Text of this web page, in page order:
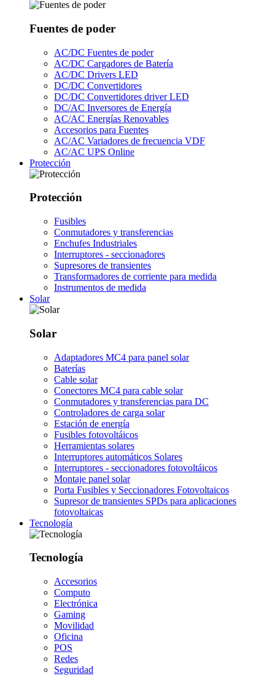
Fuentes de poder
AC/DC Fuentes de poder
AC/DC Cargadores de Batería
AC/DC Drivers LED
DC/DC Convertidores
DC/DC Convertidores driver LED
DC/AC Inversores de Energía
AC/AC Energías Renovables
Accesorios para Fuentes
AC/AC Variadores de frecuencia VDF
AC/AC UPS Online
Protección
Protección
Fusibles
Conmutadores y transferencias
Enchufes Industriales
Interruptores - seccionadores
Supresores de transientes
Transformadores de corriente para medida
Instrumentos de medida
Solar
Solar
Adaptadores MC4 para panel solar
Baterías
Cable solar
Conectores MC4 para cable solar
Conmutadores y transferencias para DC
Controladores de carga solar
Estación de energía
Fusibles fotovoltáicos
Herramientas solares
Interruptores automáticos Solares
Interruptores - seccionadores fotovoltáicos
Montaje panel solar
Porta Fusibles y Seccionadores Fotovoltaicos
Supresor de transientes SPDs para aplicaciones
fotovoltaicas
Tecnología
Tecnología
Accesorios
Computo
Electrónica
Gaming
Movilidad
Oficina
POS
Redes
Seguridad